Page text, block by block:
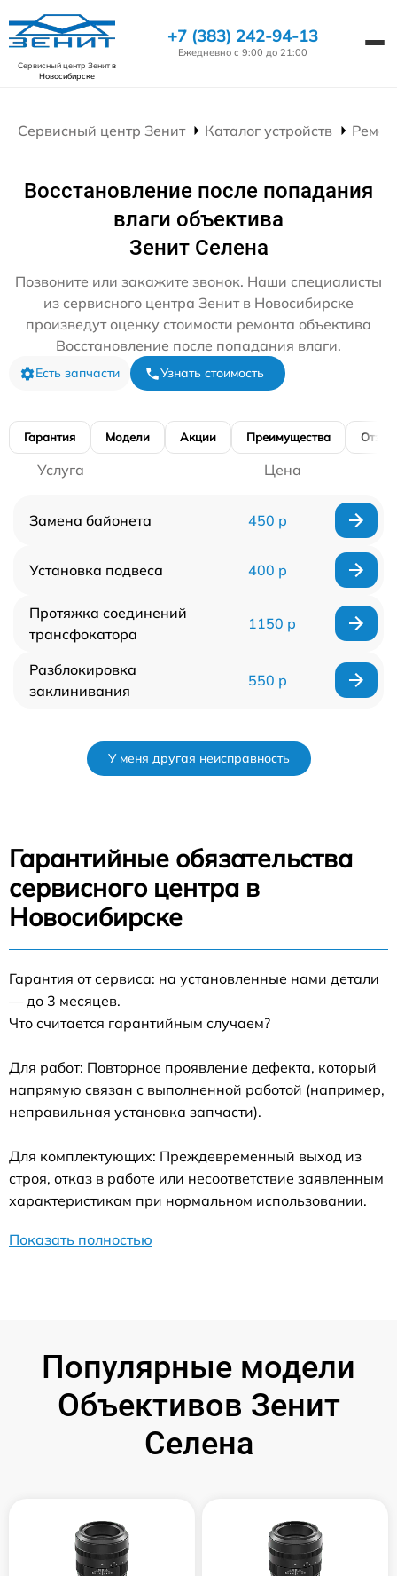
Сервисный центр Зенитв
Новосибирске
+7 (383) 242-94-13
Ежедневно с 9:00 до 21:00
Сервисный центр Зенит Каталог устройств
Восстановление после попадания
влаги объектива
Зенит Селена
Позвоните или закажите звонок. Наши специалисты
из сервисного центра Зенит в Новосибирске
произведут оценку стоимости ремонта объектива
Восстановление после попадания влаги.
Есть запчасти Узнать стоимость
Гарантия Модели Акции Преимущества
Услуга Цена
Замена байонета 450 р
Установка подвеса 400 р
Протяжка соединений
трансфокатора
1150 р
Разблокировка
заклинивания
550 р
У меня другая неисправность
Гарантийные обязательства
сервисного центра в
Новосибирске
Гарантия от сервиса: на установленные нами детали
— до 3 месяцев.
Что считается гарантийным случаем?
Для работ: Повторное проявление дефекта, который
напрямую связан с выполненной работой (например,
неправильная установка запчасти).
Для комплектующих: Преждевременный выход из
строя, отказ в работе или несоответствие заявленным
характеристикам при нормальном использовании.
Показать полностью
Популярные модели
Объективов Зенит
Селена